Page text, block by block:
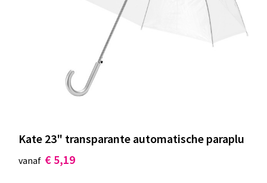
Kate 23" transparante automatische paraplu
vanaf € 5,19